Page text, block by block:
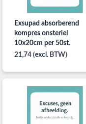
Exsupad absorberend
kompres onsteriel
10x20cm per 50st.
21,74 (excl. BTW)